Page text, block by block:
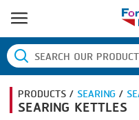
หน้าแรก
ประเภทสินค้า
BANDING
ยี่ห้อสินค้า
PRODUCTS /SEARING/
SEARING KETTLES